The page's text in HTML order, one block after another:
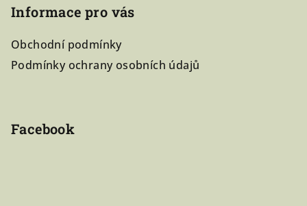
Informace pro vás
Obchodní podmínky
Podmínky ochrany osobních údajů
Facebook